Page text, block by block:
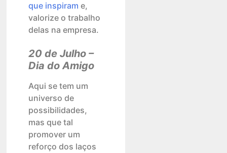
que inspiram e,
valorize o trabalho
delas na empresa.
20 de Julho –
Dia do Amigo
Aqui se tem um
universo de
possibilidades,
mas que tal
promover um
reforço dos laços